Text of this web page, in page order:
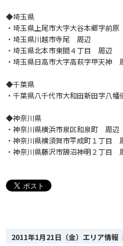
◆埼玉県
・埼玉県上尾市大字大谷本郷字前
・埼玉県川越市寺尾 周辺
・埼玉県北本市東間４丁目 周辺
・埼玉県日高市大字高萩字甲天神
◆千葉県
・千葉県八千代市大和田新田字八
◆神奈川県
・神奈川県横浜市泉区和泉町 周辺
・神奈川県横須賀市平成町１丁目
・神奈川県藤沢市鵠沼神明２丁目
2011年1月21日（金）エリア情報